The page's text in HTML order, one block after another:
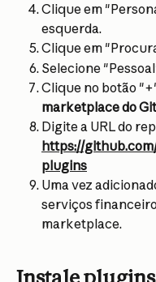
Clique em
esquerda.
Clique em
Selecione
Clique no botão
marketplace do
Digite a URL do
https://
plugins
Uma vez
serviços
marketplace.
Instale plugins